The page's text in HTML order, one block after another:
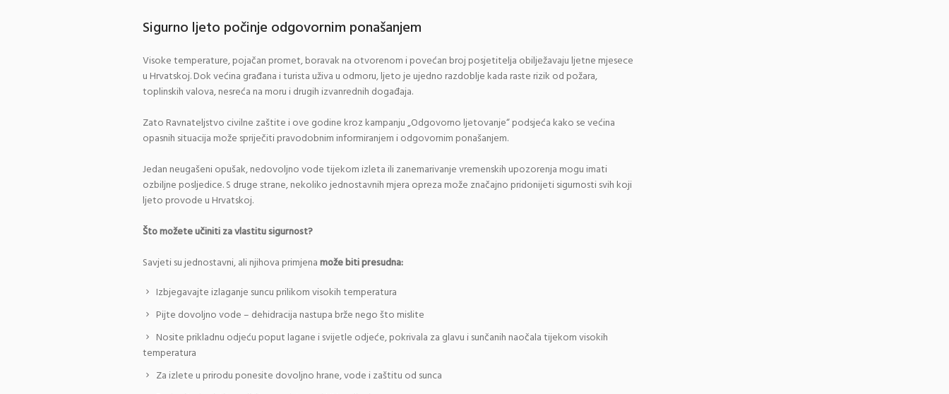
Sigurno ljeto počinje odgovornim ponašanjem
Visoke temperature, pojačan promet, boravak na otvorenom i povećan broj posjetitelja obilježavaju ljetne mjesece
u Hrvatskoj. Dok većina građana i turista uživa u odmoru, ljeto je ujedno razdoblje kada raste rizik od požara,
toplinskih valova, nesreća na moru i drugih izvanrednih događaja.
Zato Ravnateljstvo civilne zaštite i ove godine kroz kampanju „Odgovorno ljetovanje“ podsjeća kako se većina
opasnih situacija može spriječiti pravodobnim informiranjem i odgovornim ponašanjem.
Jedan neugašeni opušak, nedovoljno vode tijekom izleta ili zanemarivanje vremenskih upozorenja mogu imati
ozbiljne posljedice. S druge strane, nekoliko jednostavnih mjera opreza može značajno pridonijeti sigurnosti svih koji
ljeto provode u Hrvatskoj.
Što možete učiniti za vlastitu sigurnost?
Savjeti su jednostavni, ali njihova primjenamože biti presudna:
Izbjegavajte izlaganje suncu prilikom visokih temperatura
Pijte dovoljno vode – dehidracija nastupa brže nego što mislite
Nosite prikladnu odjeću poput lagane i svijetle odjeće, pokrivala za glavu i sunčanih naočala tijekom visokih
temperatura
Za izlete u prirodu ponesite dovoljno hrane, vode i zaštitu od sunca